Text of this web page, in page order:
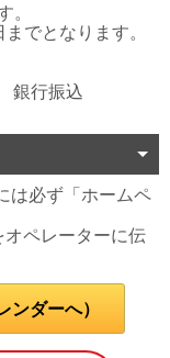
。
でとなります。
銀行振込
は必ず「ホームペ
オペレーターに伝
ダーへ）